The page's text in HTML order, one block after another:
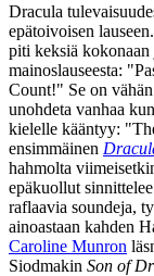
Dracula
epätoivoisen
piti keksiä
mainoslauseesta:
Count!" Se on
unohdeta vanhaa
kielelle kääntyy:
ensimmäinen
hahmolta
epäkuollut
raflaavia soundeja,
ainoastaan kahden
Caroline Munron
Siodmakin Son of